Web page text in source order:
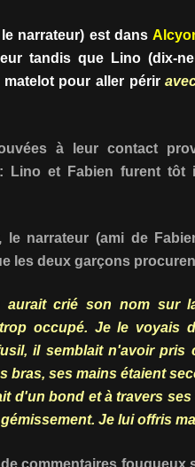
narrateur) est dans
tandis que Lino (dix-
matelot pour aller périr
à leur contact
Lino et Fabien furent tôt
le narrateur (ami de
les deux garçons
aurait crié son nom sur
occupé. Je le voyais
il semblait n'avoir pris
bras, ses mains étaient
d'un bond et à travers
Je lui offris
commentaires fougueux